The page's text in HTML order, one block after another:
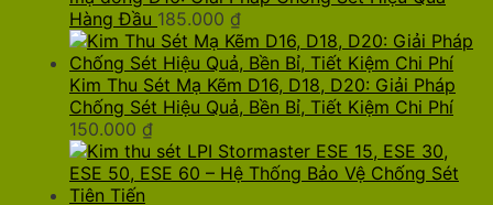
Hàng Đầu 185.000 ₫
Kim Thu Sét Mạ Kẽm D16, D18, D20: Giải Pháp
Chống Sét Hiệu Quả, Bền Bỉ, Tiết Kiệm Chi Phí
150.000 ₫